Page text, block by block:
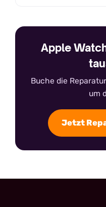
Apple
Buche die
um
Jetzt